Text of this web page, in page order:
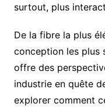
surtout, plus
De la fibre la plus
conception les plus
offre des
industrie en quête
explorer comment